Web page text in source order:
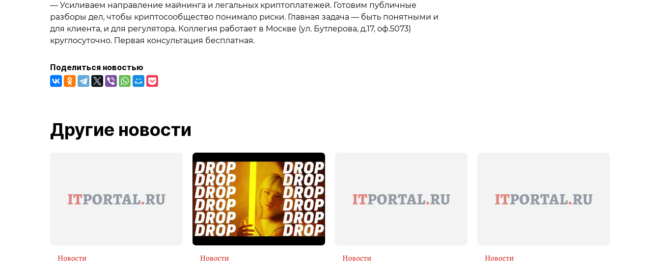
— Усиливаем направление майнинга и легальных криптоплатежей. Готовим публичные
разборы дел, чтобы криптосообщество понимало риски. Главная задача — быть понятными и
для клиента, и для регулятора. Коллегия работает в Москве (ул. Бутлерова, д.17, оф.5073)
круглосуточно. Первая консультация бесплатная.
Поделиться новостью
Другие новости
Новости Новости Новости Новости